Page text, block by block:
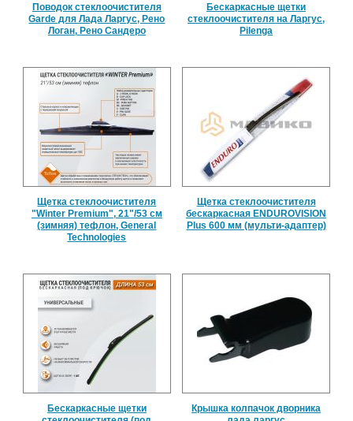
Поводок стеклоочистителя
Garde для Лада Ларгус, Рено
Логан, Рено Сандеро
Бескаркасные щетки
стеклоочистителя на Ларгус,
Pilenga
Щетка стеклоочистителя
"Winter Premium", 21"/53 см
(зимняя) тефлон, General
Technologies
Щетка стеклоочистителя
бескаркасная ENDUROVISION
Plus 600 мм (мульти-адаптер)
Бескаркасные щетки
Крышка колпачок дворника